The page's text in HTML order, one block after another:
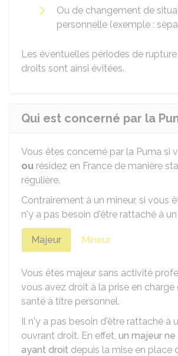
Ou de changement de
personnelle (exemple :
Les éventuelles périodes de
droits sont ainsi évitées.
Qui est concerné par la
Vous êtes concerné par la Puma si
ou résidez en France de manière
régulière.
Contrairement à un mineur, si vous
n'y a pas besoin d'être rattaché à un
Majeur Mineur
Vous êtes majeur sans activité
vous avez droit à la prise en charge
santé à titre personnel.
Il n'y a pas besoin d'être rattaché à
ouvrant droit. En effet, un majeur
ayant droit depuis la mise en place